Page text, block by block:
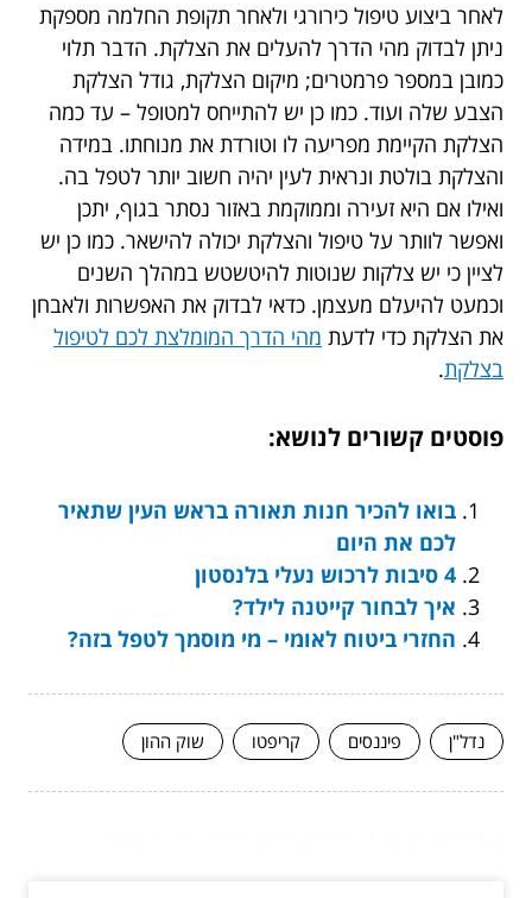
לאחר ביצוע טיפול כירורגי ולאחר תקופת החלמה מספקת
ניתן לבדוק מהי הדרך להעלים את הצלקת. הדבר תלוי
כמובן במספר פרמטרים; מיקום הצלקת, גודל הצלקת
הצבע שלה ועוד. כמו כן יש להתייחס למטופל – עד כמה
הצלקת הקיימת מפריעה לו וטורדת את מנוחתו. במידה
והצלקת בולטת ונראית לעין יהיה חשוב יותר לטפל בה.
ואילו אם היא זעירה וממוקמת באזור נסתר בגוף, יתכן
ואפשר לוותר על טיפול והצלקת יכולה להישאר. כמו כן יש
לציין כי יש צלקות שנוטות להיטשטש במהלך השנים
וכמעט להיעלם מעצמן. כדאי לבדוק את האפשרות ולאבחן
את הצלקת כדי לדעת מהי הדרך המומלצת לכם לטיפול
בצלקת.
פוסטים קשורים לנושא:
בואו להכיר חנות תאורה בראש העין שתאיר
לכם את היום
4 סיבות לרכוש נעלי בלנסטון
איך לבחור קייטנה לילד?
החזרי ביטוח לאומי – מי מוסמך לטפל בזה?
נדל"ן פיננסים קריפטו שוק ההון